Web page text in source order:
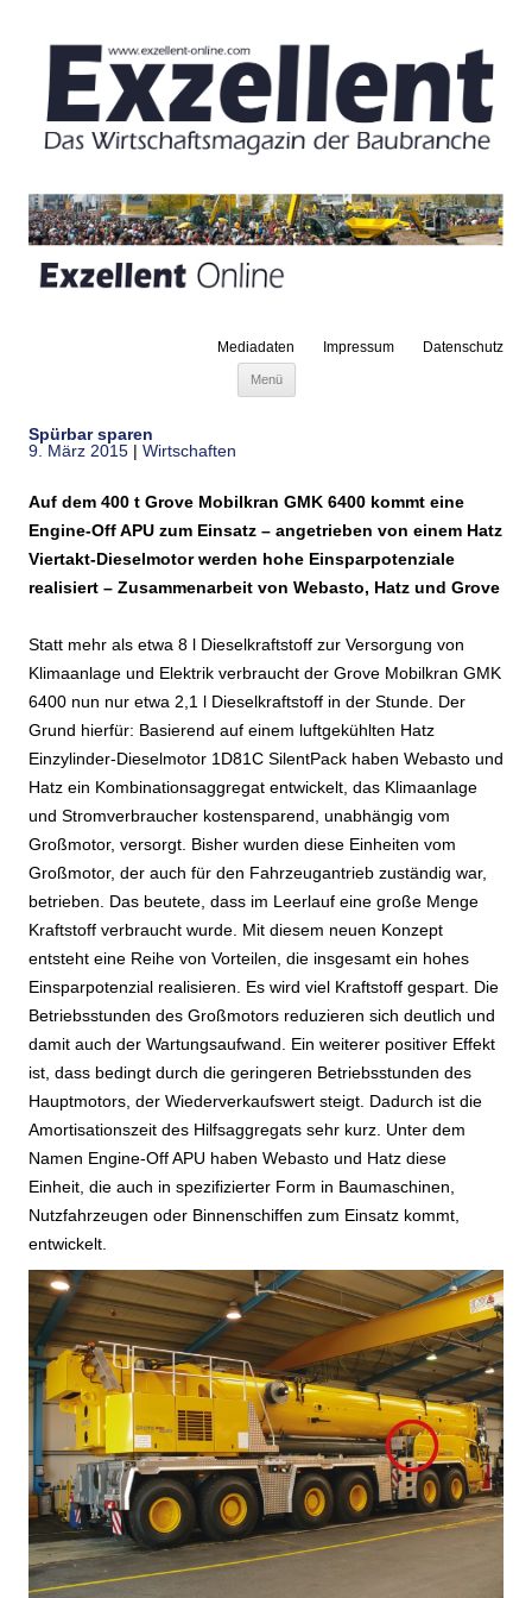
Mediadaten Impressum Datenschutz
Menü
Spürbar sparen
9. März 2015 | Wirtschaften
Auf dem 400 t Grove Mobilkran GMK 6400 kommt eine
Engine-Off APU zum Einsatz – angetrieben von einem Hatz
Viertakt-Dieselmotor werden hohe Einsparpotenziale
realisiert – Zusammenarbeit von Webasto, Hatz und Grove
Statt mehr als etwa 8 l Dieselkraftstoff zur Versorgung von
Klimaanlage und Elektrik verbraucht der Grove Mobilkran GMK
6400 nun nur etwa 2,1 l Dieselkraftstoff in der Stunde. Der
Grund hierfür: Basierend auf einem luftgekühlten Hatz
Einzylinder-Dieselmotor 1D81C SilentPack haben Webasto und
Hatz ein Kombinationsaggregat entwickelt, das Klimaanlage
und Stromverbraucher kostensparend, unabhängig vom
Großmotor, versorgt. Bisher wurden diese Einheiten vom
Großmotor, der auch für den Fahrzeugantrieb zuständig war,
betrieben. Das beutete, dass im Leerlauf eine große Menge
Kraftstoff verbraucht wurde. Mit diesem neuen Konzept
entsteht eine Reihe von Vorteilen, die insgesamt ein hohes
Einsparpotenzial realisieren. Es wird viel Kraftstoff gespart. Die
Betriebsstunden des Großmotors reduzieren sich deutlich und
damit auch der Wartungsaufwand. Ein weiterer positiver Effekt
ist, dass bedingt durch die geringeren Betriebsstunden des
Hauptmotors, der Wiederverkaufswert steigt. Dadurch ist die
Amortisationszeit des Hilfsaggregats sehr kurz. Unter dem
Namen Engine-Off APU haben Webasto und Hatz diese
Einheit, die auch in spezifizierter Form in Baumaschinen,
Nutzfahrzeugen oder Binnenschiffen zum Einsatz kommt,
entwickelt.